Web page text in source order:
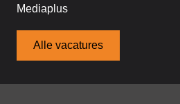
Mediaplus
Alle vacatures